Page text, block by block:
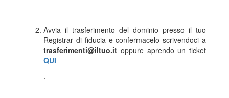
Avvia il trasferimento del dominio presso il tuo
Registrar di fiducia e confermacelo scrivendoci a
trasferimenti@iltuo.it oppure aprendo un ticket
QUI
.